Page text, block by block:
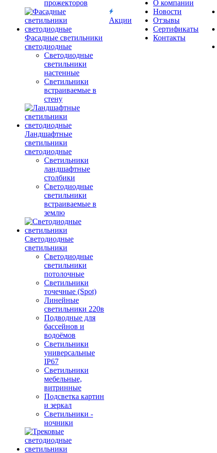
прожекторов
Фасадные светильники
светодиодные
Светодиодные
светильники
настенные
Светильники
встраиваемые в
стену
Ландшафтные
светильники
светодиодные
Светильники
ландшафтные
столбики
Светодиодные
светильники
встраиваемые в
землю
Светодиодные
светильники
Светодиодные
светильники
потолочные
Светильники
точечные (Spot)
Линейные
светильники 220в
Подводные для
бассейнов и
водоёмов
Светильники
универсальные
IP67
Светильники
мебельные,
витринные
Подсветка картин
и зеркал
Светильники -
ночники
Акции
О компании
Новости
Отзывы
Сертификаты
Контакты